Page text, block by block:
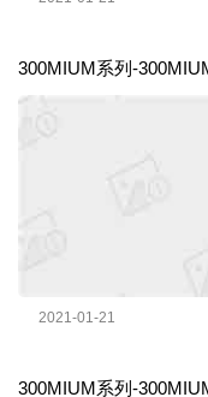
300MIUM系列-
2021-01-21
300MIUM系列-